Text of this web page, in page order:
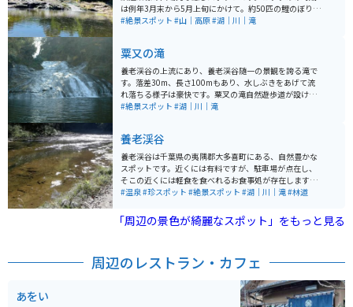
は例年3月末から5月上旬にかけて。約50匹の鯉のぼりが
地元の有志団体「不動滝五月会」によって掲げられ、川
#絶景スポット #山｜高原#湖｜川｜滝
粟又の滝
養老渓谷の上流にあり、養老渓谷随一の景観を誇る滝で
す。落差30m、長さ100mもあり、水しぶきをあげて流
れ落ちる様子は豪快です。粟叉の滝自然遊歩道が設けら
れており、アクセスやしやすいです。秋の紅葉シーズン
#絶景スポット #湖｜川｜滝
養老渓谷
養老渓谷は千葉県の夷隅郡大多喜町にある、自然豊かな
スポットです。近くには有料ですが、駐車場が点在し、
そこの近くには軽食を食べれるお食事処が存在します。
渓谷は、駐車場から下に降りて林道を歩いて行けます。
#温泉#珍スポット #絶景スポット #湖｜川｜滝#林道
「周辺の景色が綺麗なスポット」をもっと見る
周辺のレストラン・カフェ
あをい